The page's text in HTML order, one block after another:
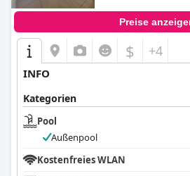
Preise
$ +4
INFO
Kategorien
Pool
Außenpool
Kostenfreies WLAN